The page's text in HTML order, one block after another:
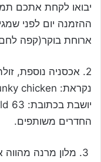
ההזמנה יום לפני
ארוחת בוקר(קפה
2. אכסניה נוספת,
נקראת: the funky chicken. אכסניה זו
החדרים משותפים.
3. מלון מרנה